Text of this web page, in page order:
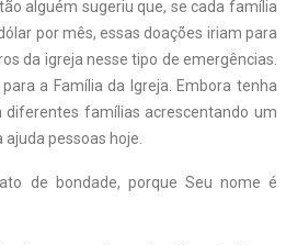
alguém sugeriu que, se cada família
por mês, essas doações iriam para
da igreja nesse tipo de emergências.
a Família da Igreja. Embora tenha
famílias acrescentando um
pessoas hoje.
de bondade, porque Seu nome é